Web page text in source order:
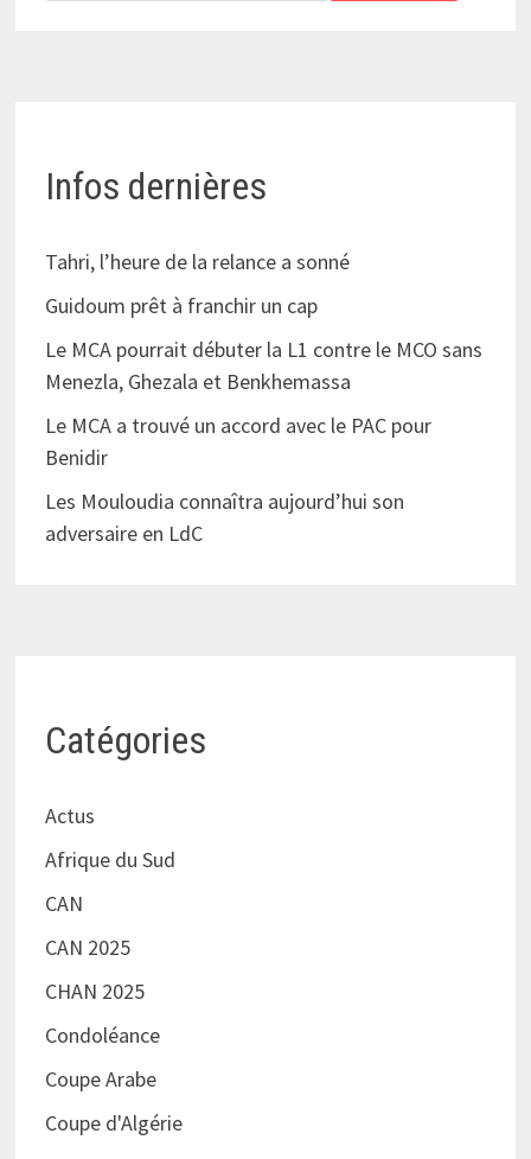
Infos dernières
Tahri, l’heure de la relance a sonné
Guidoum prêt à franchir un cap
Le MCA pourrait débuter la L1 contre le MCO sans
Menezla, Ghezala et Benkhemassa
Le MCA a trouvé un accord avec le PAC pour
Benidir
Les Mouloudia connaîtra aujourd’hui son
adversaire en LdC
Catégories
Actus
Afrique du Sud
CAN
CAN 2025
CHAN 2025
Condoléance
Coupe Arabe
Coupe d'Algérie